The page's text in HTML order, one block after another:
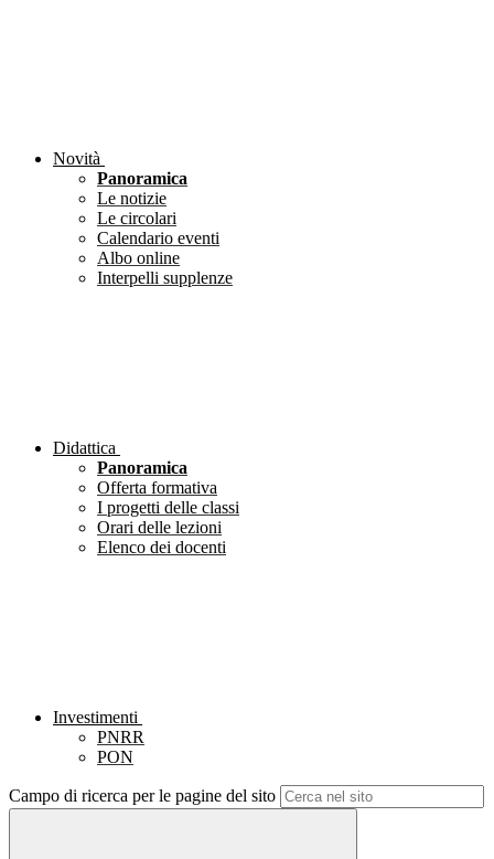
Novità
Panoramica
Le notizie
Le circolari
Calendario eventi
Albo online
Interpelli supplenze
Didattica
Panoramica
Offerta formativa
I progetti delle classi
Orari delle lezioni
Elenco dei docenti
Investimenti
PNRR
PON
Campo di ricerca per le pagine del sito